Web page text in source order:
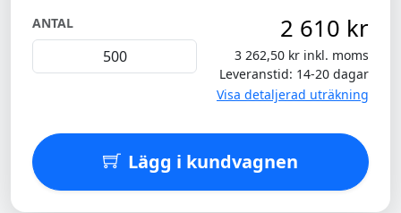
ANTAL 2 610 kr
3 262,50 kr inkl. moms
Leveranstid: 14-20 dagar
Visa detaljerad uträkning
Lägg i kundvagnen